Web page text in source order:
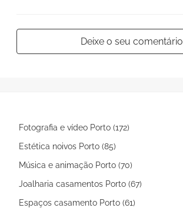
Deixe o seu comentário
Fotografia e vídeo Porto (172)
Estética noivos Porto (85)
Música e animação Porto (70)
Joalharia casamentos Porto (67)
Espaços casamento Porto (61)